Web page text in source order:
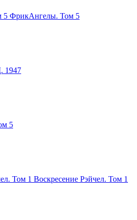
ФрикАнгелы. Том 5
1947
5
Воскресение Рэйчел. Том 1